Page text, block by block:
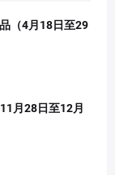
（4月18日至29
月28日至12月